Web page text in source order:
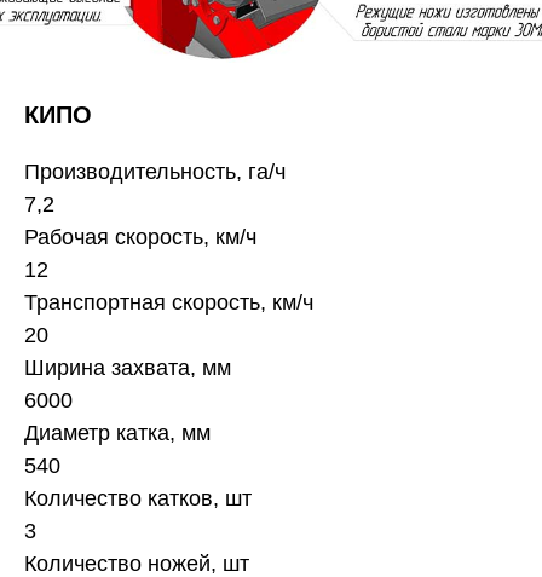
КИПО
Производительность, га/ч
7,2
Рабочая скорость, км/ч
12
Транспортная скорость, км/ч
20
Ширина захвата, мм
6000
Диаметр катка, мм
540
Количество катков, шт
3
Количество ножей, шт